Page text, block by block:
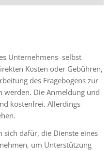
Unternehmens selbst
Kosten oder Gebühren,
des Fragebogens zur
werden. Die Anmeldung und
kostenfrei. Allerdings
sich dafür, die Dienste eines
um Unterstützung